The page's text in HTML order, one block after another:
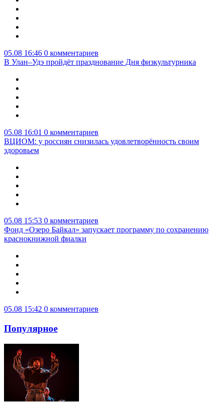
05.08 16:46 0 комментариев
В Улан–Удэ пройдёт празднование Дня физкультурника
05.08 16:01 0 комментариев
ВЦИОМ: у россиян снизилась удовлетворённость своим
здоровьем
05.08 15:53 0 комментариев
Фонд «Озеро Байкал» запускает программу по сохранению
краснокнижной фиалки
05.08 15:42 0 комментариев
Популярное